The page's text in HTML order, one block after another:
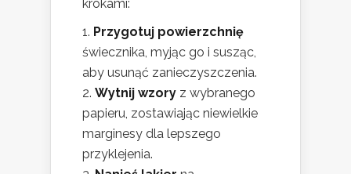
krokami:
Przygotuj powierzchnię
świecznika, myjąc go i susząc,
aby usunąć zanieczyszczenia.
Wytnij wzory z wybranego
papieru, zostawiając niewielkie
marginesy dla lepszego
przyklejenia.